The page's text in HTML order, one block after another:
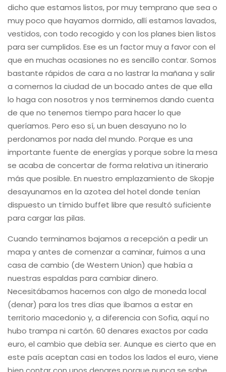
dicho que estamos listos, por muy temprano que sea o
muy poco que hayamos dormido, allí estamos lavados,
vestidos, con todo recogido y con los planes bien listos
para ser cumplidos. Ese es un factor muy a favor con el
que en muchas ocasiones no es sencillo contar. Somos
bastante rápidos de cara a no lastrar la mañana y salir
a comernos la ciudad de un bocado antes de que ella
lo haga con nosotros y nos terminemos dando cuenta
de que no tenemos tiempo para hacer lo que
queríamos. Pero eso sí, un buen desayuno no lo
perdonamos por nada del mundo. Porque es una
importante fuente de energías y porque sobre la mesa
se acaba de concertar de forma relativa un itinerario
más que posible. En nuestro emplazamiento de Skopje
desayunamos en la azotea del hotel donde tenían
dispuesto un tímido buffet libre que resultó suficiente
para cargar las pilas.
Cuando terminamos bajamos a recepción a pedir un
mapa y antes de comenzar a caminar, fuimos a una
casa de cambio (de Western Union) que había a
nuestras espaldas para cambiar dinero.
Necesitábamos hacernos con algo de moneda local
(denar) para los tres días que íbamos a estar en
territorio macedonio y, a diferencia con Sofia, aquí no
hubo trampa ni cartón. 60 denares exactos por cada
euro, el cambio que debía ser. Aunque es cierto que en
este país aceptan casi en todos los lados el euro, viene